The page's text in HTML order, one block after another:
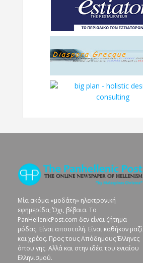
Μία ακόμα «μοδάτη» ηλεκτρονική
εφημερίδα; Όχι, βέβαια. To
PanHellenicPost.com δεν είναι ζήτημα
μόδας. Είναι αποστολή. Είναι καθήκον μαζί
και χρέος. Προς τους Απόδημους Έλληνες
όπου γης. Αλλά και στην ιδέα του ενιαίου
Ελληνισμού.